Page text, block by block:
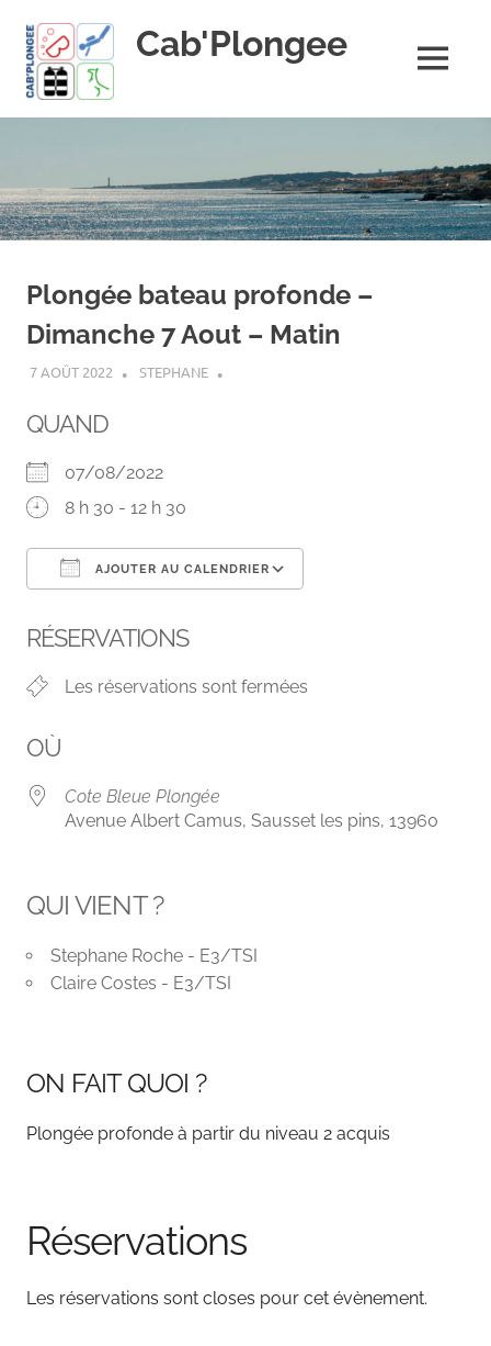
content
Cab'Plongee
!
MENU
Plongée bateau profonde –
Dimanche 7 Aout – Matin
7 AOÛT 2022 STEPHANE
QUAND
07/08/2022
8 h 30 - 12 h 30
AJOUTER AU CALENDRIER
RÉSERVATIONS
Les réservations sont fermées
OÙ
Cote Bleue Plongée
Avenue Albert Camus, Sausset les pins, 13960
QUI VIENT ?
Stephane Roche - E3/TSI
Claire Costes - E3/TSI
ON FAIT QUOI ?
Plongée profonde à partir du niveau 2 acquis
Réservations
Les réservations sont closes pour cet évènement.